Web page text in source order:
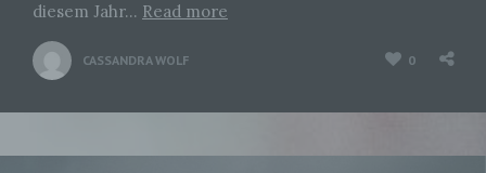
diesem Jahr… Read more
CASSANDRA WOLF 0